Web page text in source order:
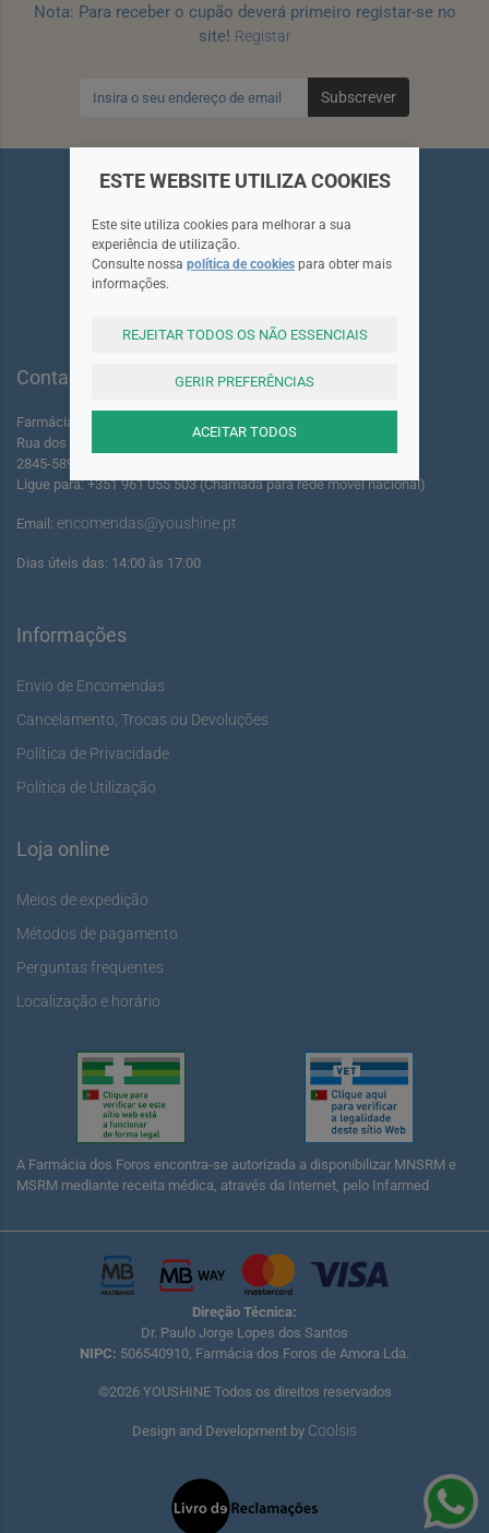
Nota: Para receber o cupão deverá primeiro registar-se no
site! Registar
Subscrever
Siga-nos
Contactos
Farmácia dos Foros de Amora Lda.
Rua dos Foros Amora 220 A-B
2845-589 Seixal - Portugal
Ligue para: +351 961 055 503 (Chamada para rede móvel nacional)
Email: encomendas@youshine.pt
Dias úteis das: 14:00 às 17:00
Informações
Envio de Encomendas
Cancelamento, Trocas ou Devoluções
Política de Privacidade
Política de Utilização
Loja online
Meios de expedição
Métodos de pagamento
Perguntas frequentes
Localização e horário
A Farmácia dos Foros encontra-se autorizada a disponibilizar MNSRM e
MSRM mediante receita médica, através da Internet, pelo Infarmed
Direção Técnica:
Dr. Paulo Jorge Lopes dos Santos
NIPC: 506540910, Farmácia dos Foros de Amora Lda.
©2026 YOUSHINE Todos os direitos reservados
Design and Development by Coolsis
ESTE WEBSITE UTILIZA COOKIES
Este site utiliza cookies para melhorar a sua
experiência de utilização.
Consulte nossa política de cookies para obter mais
informações.
REJEITAR TODOS OS NÃO ESSENCIAIS
GERIR PREFERÊNCIAS
ACEITAR TODOS